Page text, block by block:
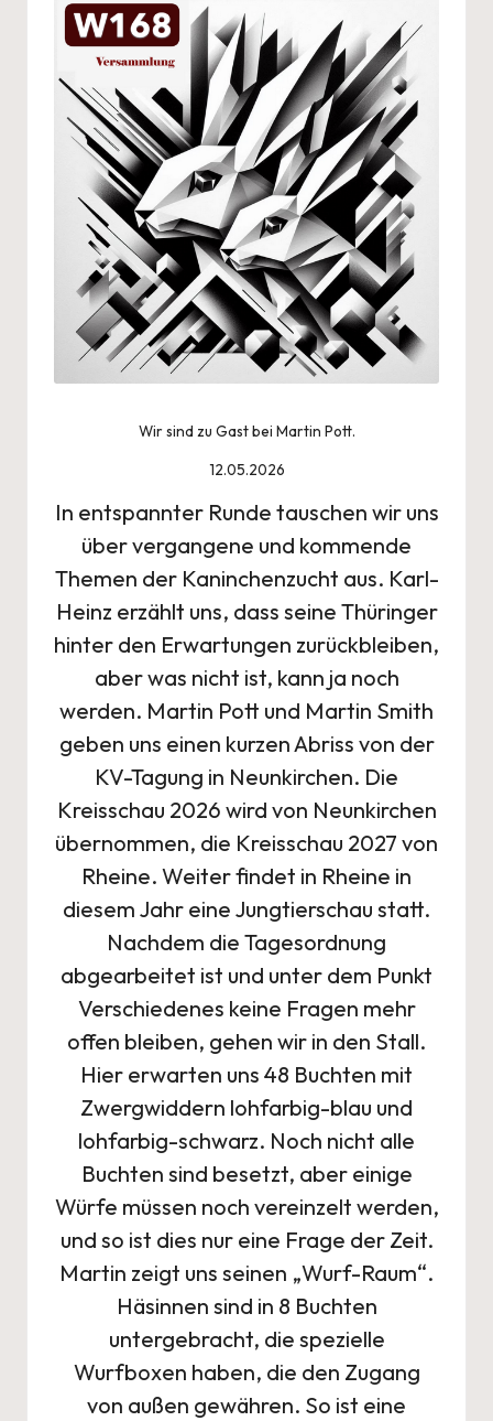
Wir sind zu Gast bei Martin Pott.
12.05.2026
In entspannter Runde tauschen wir uns
über vergangene und kommende
Themen der Kaninchenzucht aus. Karl-
Heinz erzählt uns, dass seine Thüringer
hinter den Erwartungen zurückbleiben,
aber was nicht ist, kann ja noch
werden. Martin Pott und Martin Smith
geben uns einen kurzen Abriss von der
KV-Tagung in Neunkirchen. Die
Kreisschau 2026 wird von Neunkirchen
übernommen, die Kreisschau 2027 von
Rheine. Weiter findet in Rheine in
diesem Jahr eine Jungtierschau statt.
Nachdem die Tagesordnung
abgearbeitet ist und unter dem Punkt
Verschiedenes keine Fragen mehr
offen bleiben, gehen wir in den Stall.
Hier erwarten uns 48 Buchten mit
Zwergwiddern lohfarbig-blau und
lohfarbig-schwarz. Noch nicht alle
Buchten sind besetzt, aber einige
Würfe müssen noch vereinzelt werden,
und so ist dies nur eine Frage der Zeit.
Martin zeigt uns seinen „Wurf-Raum“.
Häsinnen sind in 8 Buchten
untergebracht, die spezielle
Wurfboxen haben, die den Zugang
von außen gewähren. So ist eine